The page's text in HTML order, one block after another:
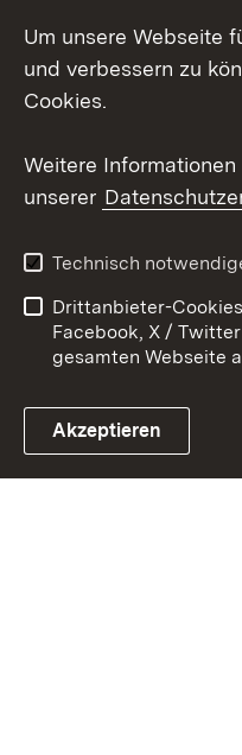
Social Wall
Youtube
Link zum Landesportal
Kontakt
Barrierefreiheit
Impressum
Um unsere Webseite
und verbessern zu
Cookies.
Weitere
unserer
Technisch
Drittanbieter-
Facebook, X /
gesamten Webseite
Akzeptieren